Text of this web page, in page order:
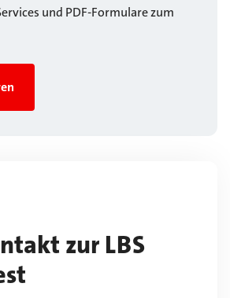
und PDF-Formulare zum
zur LBS